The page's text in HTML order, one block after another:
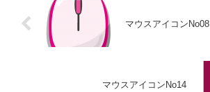
マウスアイコンNo08
マウスアイコンNo14